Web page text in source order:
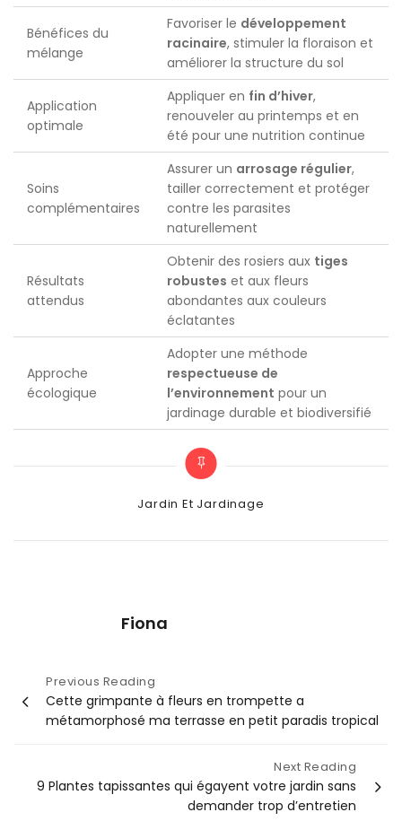
Bénéfices du
mélange
Favoriser le développement
racinaire, stimuler la floraison et
améliorer la structure du sol
Application
optimale
Appliquer en fin d’hiver,
renouveler au printemps et en
été pour une nutrition continue
Soins
complémentaires
Assurer un arrosage régulier,
tailler correctement et protéger
contre les parasites
naturellement
Résultats
attendus
Obtenir des rosiers aux tiges
robustes et aux fleurs
abondantes aux couleurs
éclatantes
Approche
écologique
Adopter une méthode
respectueuse de
l’environnement pour un
jardinage durable et biodiversifié
Categories
Jardin Et Jardinage
Fiona
Navigation
de
l’article
Previous Reading
Cette grimpante à fleurs en trompette a
métamorphosé ma terrasse en petit paradis tropical
Next Reading
9 Plantes tapissantes qui égayent votre jardin sans
demander trop d’entretien